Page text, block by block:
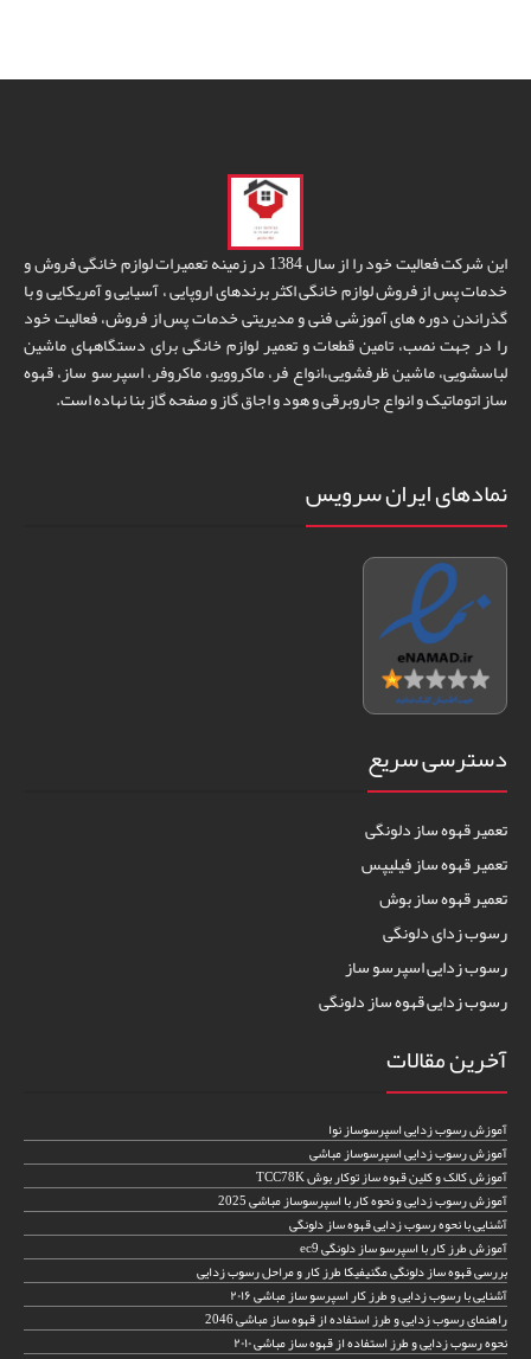
این شرکت فعالیت خود را از سال 1384 در زمینه تعمیرات لوازم خانگی فروش و
خدمات پس از فروش لوازم خانگی اکثر برندهای اروپایی ، آسیایی و آمریکایی و با
گذراندن دوره های آموزشی فنی و مدیریتی خدمات پس از فروش، فعالیت خود
را در جهت نصب، تامین قطعات و تعمیر لوازم خانگی برای دستگاههای ماشین
لباسشویی، ماشین ظرفشویی،انواع فر، ماکروویو، ماکروفر، اسپرسو ساز، قهوه
ساز اتوماتیک و انواع جاروبرقی و هود و اجاق گاز و صفحه گاز بنا نهاده است.
نمادهای ایران سرویس
دسترسی سریع
تعمیر قهوه ساز دلونگی
تعمیر قهوه ساز فیلیپس
تعمیر قهوه ساز بوش
رسوب زدای دلونگی
رسوب زدایی اسپرسو ساز
رسوب زدایی قهوه ساز دلونگی
آخرین مقالات
آموزش رسوب زدایی اسپرسوساز نوا
آموزش رسوب زدایی اسپرسوساز مباشی
آموزش کالک و کلین قهوه ساز توکار بوش TCC78K
آموزش رسوب زدایی و نحوه کار با اسپرسوساز مباشی 2025
آشنایی با نحوه رسوب زدایی قهوه ساز دلونگی
آموزش طرز کار با اسپرسو ساز دلونگی ec9
بررسی قهوه ساز دلونگی مگنیفیکا طرز کار و مراحل رسوب زدایی
آشنایی با رسوب زدایی و طرز کار اسپرسو ساز مباشی ۲۰۱۶
راهنمای رسوب زدایی و طرز استفاده از قهوه ساز مباشی 2046
نحوه رسوب زدایی و طرز استفاده از قهوه ساز مباشی ۲۰۱۰